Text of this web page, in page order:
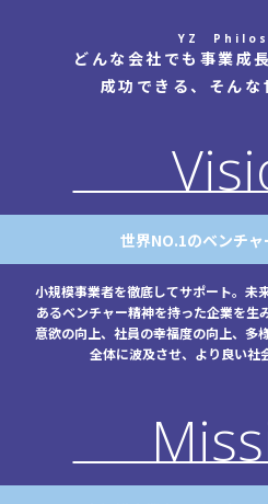
YZ
どんな会社でも事業成
成功できる、そん
世界NO.1のベンチャ
小規模事業者を徹底してサポート。未
あるベンチャー精神を持った企業を生
意欲の向上、社員の幸福度の向上、多
全体に波及させ、より良い社